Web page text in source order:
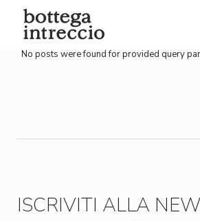
content
No posts were found for provided query
ISCRIVITI ALLA